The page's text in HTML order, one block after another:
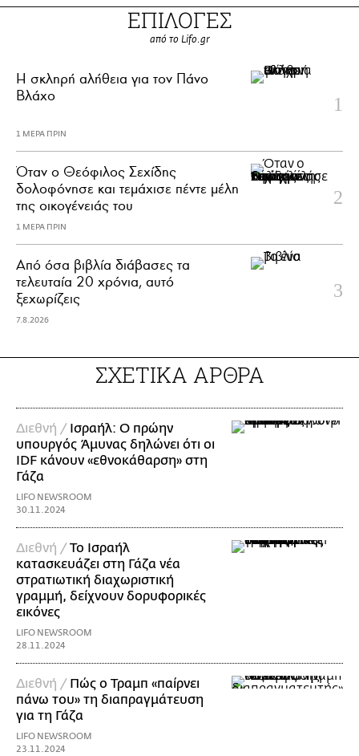
ΕΠΙΛΟΓΕΣ
από το Lifo.gr
H σκληρή αλήθεια για τον Πάνο
Βλάχο
1 ΜΕΡΑ ΠΡΙΝ
Όταν ο Θεόφιλος Σεχίδης
δολοφόνησε και τεμάχισε πέντε μέλη
της οικογένειάς του
1 ΜΕΡΑ ΠΡΙΝ
Από όσα βιβλία διάβασες τα
τελευταία 20 χρόνια, αυτό
ξεχωρίζεις
7.8.2026
ΣΧΕΤΙΚΑ ΑΡΘΡΑ
Διεθνή / Ισραήλ: Ο πρώην
υπουργός Άμυνας δηλώνει ότι οι
IDF κάνουν «εθνοκάθαρση» στη
Γάζα
LIFO NEWSROOM
30.11.2024
Διεθνή / Το Ισραήλ
κατασκευάζει στη Γάζα νέα
στρατιωτική διαχωριστική
γραμμή, δείχνουν δορυφορικές
εικόνες
LIFO NEWSROOM
28.11.2024
Διεθνή / Πώς ο Τραμπ «παίρνει
πάνω του» τη διαπραγμάτευση
για τη Γάζα
LIFO NEWSROOM
23.11.2024